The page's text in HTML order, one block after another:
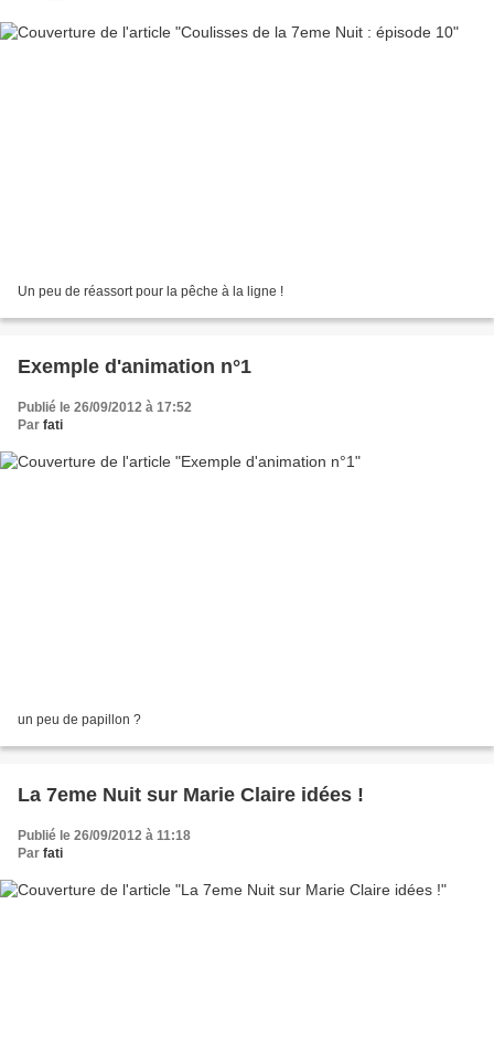
Un peu de réassort pour la pêche à la ligne !
Exemple d'animation n°1
Publié le 26/09/2012 à 17:52
Par fati
un peu de papillon ?
La 7eme Nuit sur Marie Claire idées !
Publié le 26/09/2012 à 11:18
Par fati